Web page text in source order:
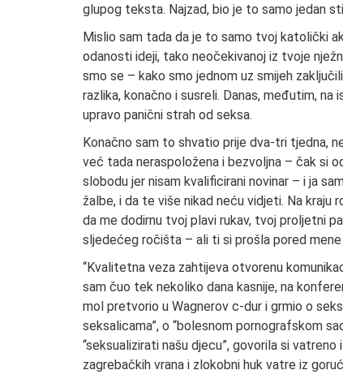
glupog teksta. Najzad, bio je to samo jedan
Mislio sam tada da je to samo tvoj katolički
odanosti ideji, tako neočekivanoj iz tvoje
smo se – kako smo jednom uz smijeh
razlika, konačno i susreli. Danas, međutim,
upravo panični strah od seksa.
Konačno sam to shvatio prije dva-tri tjedna,
već tada neraspoložena i bezvoljna – čak si
slobodu jer nisam kvalificirani novinar – i ja
žalbe, i da te više nikad neću vidjeti. Na
da me dodirnu tvoj plavi rukav, tvoj proljetni
sljedećeg ročišta – ali ti si prošla pored
“Kvalitetna veza zahtijeva otvorenu
sam čuo tek nekoliko dana kasnije, na
mol pretvorio u Wagnerov c-dur i grmio o
seksalicama”, o “bolesnom pornografskom
“seksualizirati našu djecu”, govorila si
zagrebačkih vrana i zlokobni huk vatre iz